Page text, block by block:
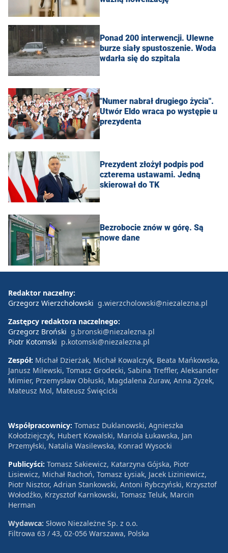
Ponad 200 interwencji. Ulewne
burze siały spustoszenie. Woda
wdarła się do szpitala
"Numer nabrał drugiego życia".
Utwór Eldo wraca po występie u
prezydenta
Prezydent złożył podpis pod
czterema ustawami. Jedną
skierował do TK
Bezrobocie znów w górę. Są
nowe dane
Redaktor naczelny:
Grzegorz Wierzchołowski g.wierzcholowski@niezalezna.pl
Zastępcy redaktora naczelnego:
Grzegorz Broński g.bronski@niezalezna.pl
Piotr Kotomski p.kotomski@niezalezna.pl
Zespół: Michał Dzierżak, Michał Kowalczyk, Beata Mańkowska,
Janusz Milewski, Tomasz Grodecki, Sabina Treffler, Aleksander
Mimier, Przemysław Obłuski, Magdalena Żuraw, Anna Zyzek,
Mateusz Mol, Mateusz Święcicki
Współpracownicy: Tomasz Duklanowski, Agnieszka
Kołodziejczyk, Hubert Kowalski, Mariola Łukawska, Jan
Przemyłski, Natalia Wasilewska, Konrad Wysocki
Publicyści: Tomasz Sakiewicz, Katarzyna Gójska, Piotr
Lisiewicz, Michał Rachoń, Tomasz Łysiak, Jacek Liziniewicz,
Piotr Nisztor, Adrian Stankowski, Antoni Rybczyński, Krzysztof
Wołodźko, Krzysztof Karnkowski, Tomasz Teluk, Marcin
Herman
Wydawca: Słowo Niezależne Sp. z o.o.
Filtrowa 63 / 43, 02-056 Warszawa, Polska